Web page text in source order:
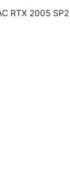
RTX 2005 SP2